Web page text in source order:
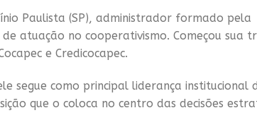
Paulista (SP), administrador formado pela
atuação no cooperativismo. Começou sua
e Credicocapec.
segue como principal liderança institucional
que o coloca no centro das decisões